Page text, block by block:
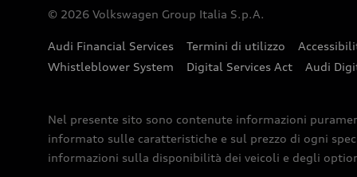
© 2026 Volkswagen Group Italia S.p.A.
Audi Financial Services Termini di utilizzo
Whistleblower System
Digital Services Act Audi
Nel presente sito sono contenute informazioni
informato sulle caratteristiche e sul prezzo di ogni
informazioni sulla disponibilità dei veicoli e degli